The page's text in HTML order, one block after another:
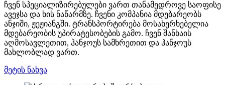
ჩვენ სპეციალიზირებულები ვართ თანამედროვე საოფისე
ავეჯსა და ხის ნაწარმზე. ჩვენი კომპანია მდებარეობს
ანჯიში, ჟეჟიანგში. ტრანსპორტირება მოსახერხებელია
მდებარეობის უპირატესობების გამო. ჩვენ შანხაის
აღმოსავლეთით, ჰანჯოუს სამხრეთით და ჰანჯოუს
მახლობლად ვართ.
მეტის ნახვა